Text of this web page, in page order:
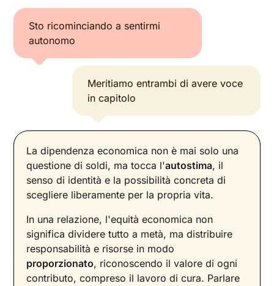
Sto ricominciando a sentirmi
autonomo
Meritiamo entrambi di avere voce
in capitolo
La dipendenza economica non è mai solo una
questione di soldi, ma tocca l'autostima, il
senso di identità e la possibilità concreta di
scegliere liberamente per la propria vita.
In una relazione, l'equità economica non
significa dividere tutto a metà, ma distribuire
responsabilità e risorse in modo
proporzionato, riconoscendo il valore di ogni
contributo, compreso il lavoro di cura. Parlare